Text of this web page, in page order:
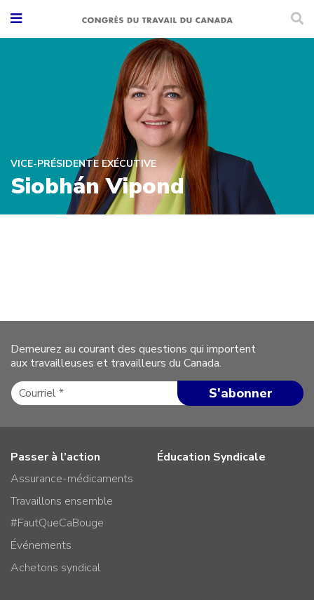
VICE-PRÉSIDENTE EXÉCUTIVE
Siobhán Vipond
Demeurez au courant des questions qui importent
aux travailleuses et travailleurs du Canada.
Passer à l’action
Assurance-médicaments
Travaillons ensemble
#FautQueCaBouge
Événements
Achetons syndical
Éducation Syndicale